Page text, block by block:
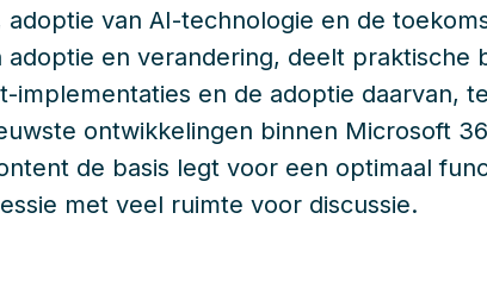
van AI-technologie en de
en verandering, deelt praktische
implementaties en de adoptie daarvan,
ontwikkelingen binnen Microsoft
de basis legt voor een optimaal
met veel ruimte voor discussie.